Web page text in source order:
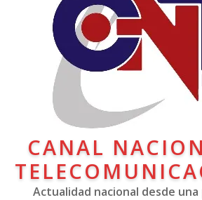
CANAL
Actualidad nacional desde